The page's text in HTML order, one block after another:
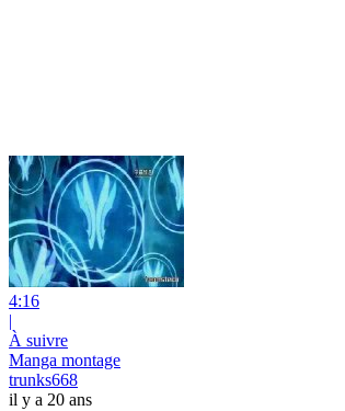
4:16
|
À suivre
Manga montage
trunks668
il y a 20 ans